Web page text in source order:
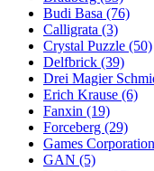
Budi Basa (76)
Calligrata (3)
Crystal Puzzle (50)
Delfbrick (39)
Drei Magier
Erich Krause (6)
Fanxin (19)
Forceberg (29)
Games Corporation
GAN (5)